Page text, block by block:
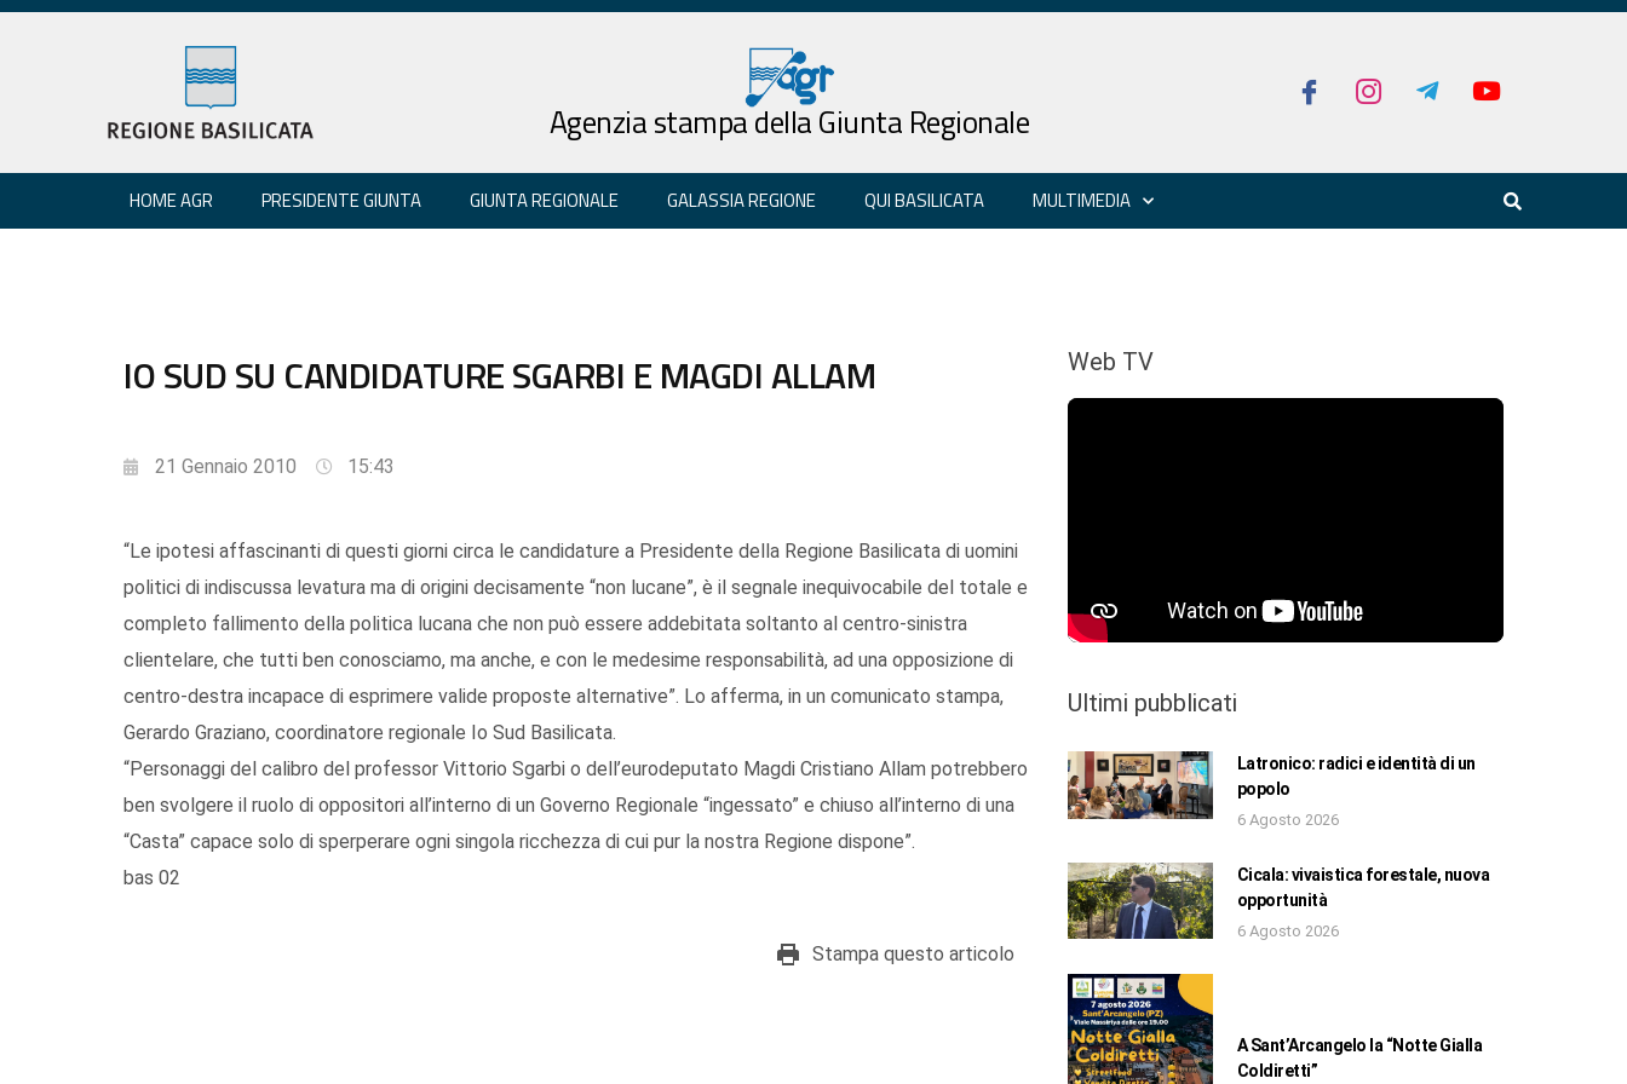
Agenzia stampa della Giunta Regionale
HOME AGR PRESIDENTE GIUNTA GIUNTA REGIONALE GALASSIA REGIONE QUI BASILICATA MULTIMEDIA
IO SUD SU CANDIDATURE SGARBI E MAGDI ALLAM
21 Gennaio 2010 15:43
“Le ipotesi affascinanti di questi giorni circa le candidature a Presidente della Regione Basilicata di uomini
politici di indiscussa levatura ma di origini decisamente “non lucane”, è il segnale inequivocabile del totale e
completo fallimento della politica lucana che non può essere addebitata soltanto al centro-sinistra
clientelare, che tutti ben conosciamo, ma anche, e con le medesime responsabilità, ad una opposizione di
centro-destra incapace di esprimere valide proposte alternative”. Lo afferma, in un comunicato stampa,
Gerardo Graziano, coordinatore regionale Io Sud Basilicata.
“Personaggi del calibro del professor Vittorio Sgarbi o dell’eurodeputato Magdi Cristiano Allam potrebbero
ben svolgere il ruolo di oppositori all’interno di un Governo Regionale “ingessato” e chiuso all’interno di una
“Casta” capace solo di sperperare ogni singola ricchezza di cui pur la nostra Regione dispone”.
bas 02
Stampa questo articolo
Web TV
Ultimi pubblicati
Latronico: radici e identità di un
popolo
6 Agosto 2026
Cicala: vivaistica forestale, nuova
opportunità
6 Agosto 2026
A Sant’Arcangelo la “Notte Gialla
Coldiretti”